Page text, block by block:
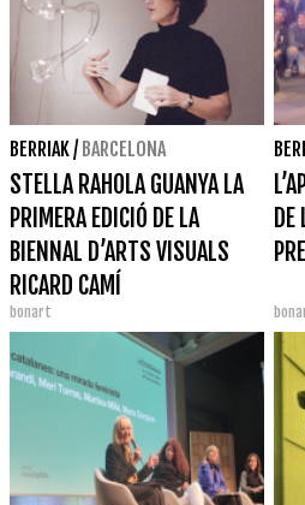
BERRIAK/ BARCELONA
STELLA RAHOLA GUANYA LA
PRIMERA EDICIÓ DE LA
BIENNAL D’ARTS VISUALS
RICARD CAMÍ
bonart